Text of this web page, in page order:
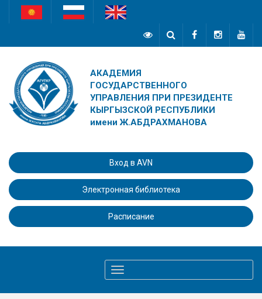
АКАДЕМИЯ
ГОСУДАРСТВЕННОГО
УПРАВЛЕНИЯ ПРИ ПРЕЗИДЕНТЕ
КЫРГЫЗСКОЙ РЕСПУБЛИКИ
имени Ж.АБДРАХМАНОВА
Вход в AVN
Электронная библиотека
Расписание
navigation